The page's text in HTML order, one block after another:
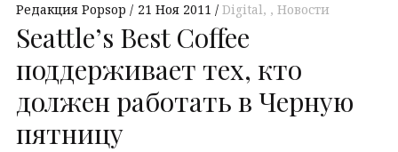
Редакция Popsop 21 Ноя 2011 Digital, Новости
Seattle’s Best Coffee
поддерживает тех, кто
должен работать в Черную
пятницу